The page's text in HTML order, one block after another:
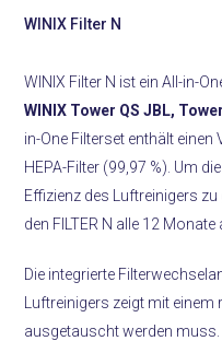
WINIX Filter N
WINIX Filter N ist ein All-in-
WINIX Tower QS JBL,
in-One Filterset enthält einen
HEPA-Filter (99,97 %). Um
Effizienz des Luftreinigers
den FILTER N alle 12
Die integrierte
Luftreinigers zeigt mit einem
ausgetauscht werden